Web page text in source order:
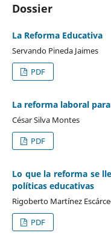
Dossier
La Reforma Educativa
Servando Pineda Jaimes
PDF
La reforma laboral
César Silva Montes
PDF
Lo que la reforma se
políticas educativas
Rigoberto Martínez
PDF